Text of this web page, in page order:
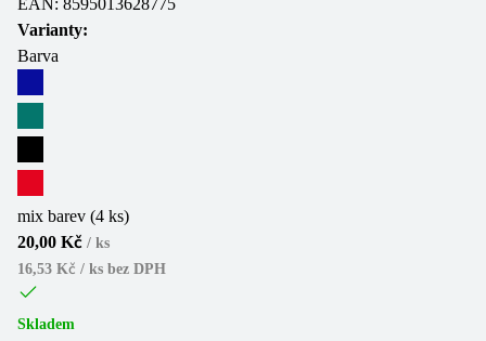
EAN: 8595013628775
Varianty:
Barva
mix barev (4 ks)
20,00 Kč / ks
16,53 Kč / ks bez DPH
Skladem